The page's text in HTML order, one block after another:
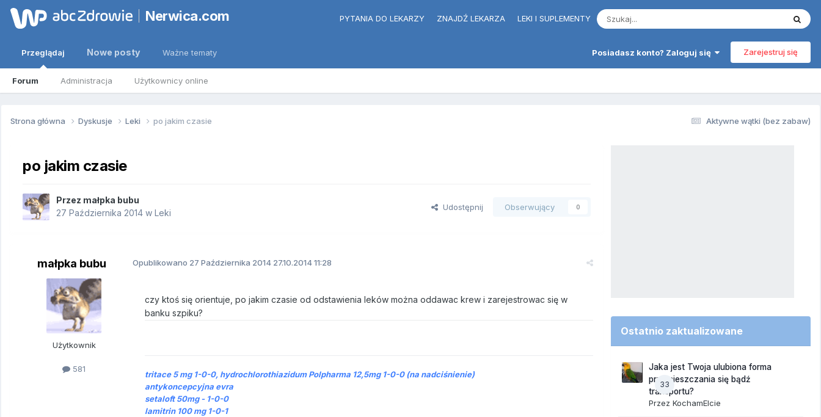
Nerwica.com PYTANIA DO LEKARZY ZNAJDŹ LEKARZA LEKI I SUPLEMENTY
Posiadasz konto? Zaloguj się Zarejestruj się
Przeglądaj
Forum Administracja Użytkownicy online
Nowe posty Ważne tematy
Aktywne wątki (bez zabaw)
Strona główna Dyskusje Leki po jakim czasie
po jakim czasie
Przez małpka bubu
27 Października 2014 w Leki
Udostępnij Obserwujący 0
małpka bubu
Użytkownik
581
Opublikowano 27 Października 2014 27.10.2014 11:28
czy ktoś się orientuje, po jakim czasie od odstawienia leków można oddawac krew i zarejestrowac się w
banku szpiku?
tritace 5 mg 1-0-0, hydrochlorothiazidum Polpharma 12,5mg 1-0-0 (na nadciśnienie)
antykoncepcyjna evra
setaloft 50mg - 1-0-0
lamitrin 100 mg 1-0-1
Ostatnio zaktualizowane
33
Jaka jest Twoja ulubiona forma
przemieszczania się bądź
transportu?
Przez KochamElcie